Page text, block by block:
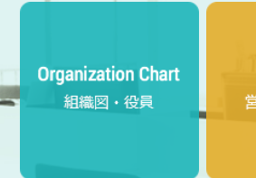
2026/04/01
中東情勢の影響に関する当社製品供